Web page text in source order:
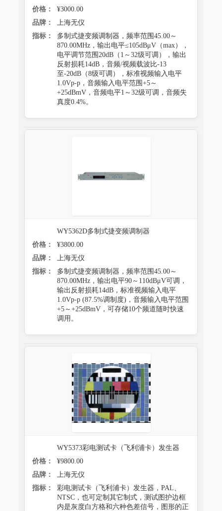
价格：
¥3000.00
品牌：
上海无仪
指标：
多制式捷变频调制器，频率范围45.00～
870.00MHz，输出电平≤105dBμV（max），
电平调节范围20dB（1～32级可调），输出
反射损耗14dB，音频/视频载波比-13
至-20dB（8级可调），标准视频输入电平
1.0Vp-p，音频输入电平范围+5～
+25dBmV，音频电平1～32级可调，音频失
真度0.4%。
WY5362D多制式捷变频调制器
价格：
¥3800.00
品牌：
上海无仪
指标：
多制式捷变频调制器，频率范围45.00～
870.00MHz，输出电平90～110dBμV可调，
输出反射损耗14dB，标准视频输入电平
1.0Vp-p (87.5%调制度)，音频输入电平范围
+5～+25dBmV，可存储10个频道随时快速
调用。
WY5373彩电测试卡（飞利浦卡）发生器
价格：
¥9800.00
品牌：
上海无仪
指标：
彩电测试卡（飞利浦卡）发生器，PAL、
NTSC，也可定制其它制式，测试图护边框
内是灰度白方格和六种色差信号，图形的正